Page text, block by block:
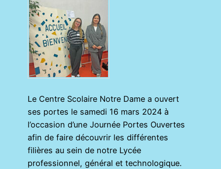
Le Centre Scolaire Notre Dame a ouvert
ses portes le samedi 16 mars 2024 à
l’occasion d’une Journée Portes Ouvertes
afin de faire découvrir les différentes
filières au sein de notre Lycée
professionnel, général et technologique.